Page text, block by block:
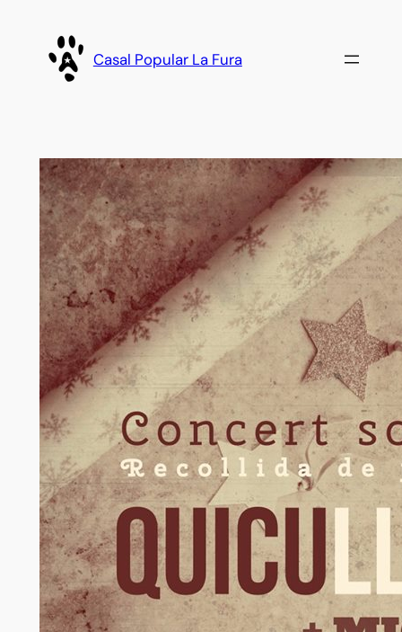
contingut
Casal Popular La Fura